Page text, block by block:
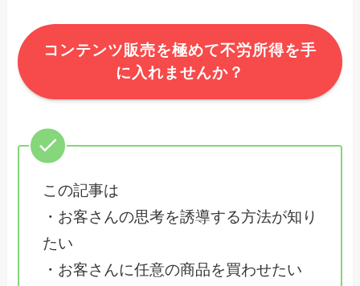
コンテンツ販売を極めて不労所得を手
に入れませんか？
この記事は
・お客さんの思考を誘導する方法が知り
たい
・お客さんに任意の商品を買わせたい